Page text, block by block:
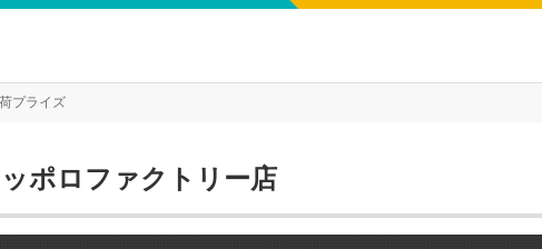
プライズ
ポロファクトリー店